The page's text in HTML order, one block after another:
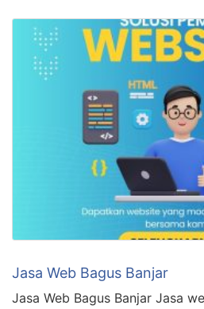
Jasa Web Bagus Banjar
Jasa Web Bagus Banjar Jasa